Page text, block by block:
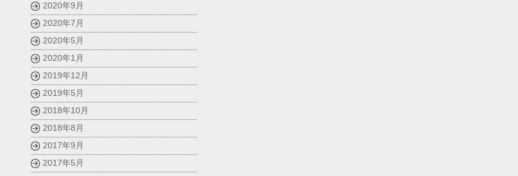
2020年9月
2020年7月
2020年5月
2020年1月
2019年12月
2019年5月
2018年10月
2018年8月
2017年9月
2017年5月